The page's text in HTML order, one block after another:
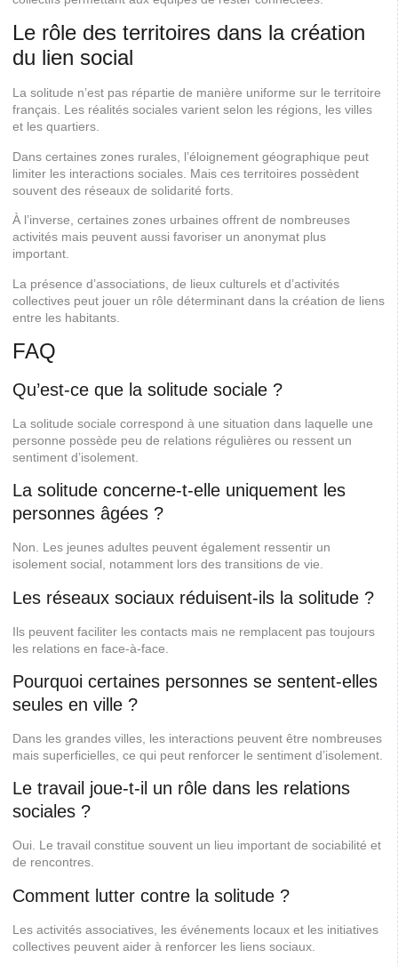
Le rôle des territoires dans la création
du lien social
La solitude n’est pas répartie de manière uniforme sur le territoire
français. Les réalités sociales varient selon les régions, les villes
et les quartiers.
Dans certaines zones rurales, l’éloignement géographique peut
limiter les interactions sociales. Mais ces territoires possèdent
souvent des réseaux de solidarité forts.
À l’inverse, certaines zones urbaines offrent de nombreuses
activités mais peuvent aussi favoriser un anonymat plus
important.
La présence d’associations, de lieux culturels et d’activités
collectives peut jouer un rôle déterminant dans la création de liens
entre les habitants.
FAQ
Qu’est-ce que la solitude sociale ?
La solitude sociale correspond à une situation dans laquelle une
personne possède peu de relations régulières ou ressent un
sentiment d’isolement.
La solitude concerne-t-elle uniquement les
personnes âgées ?
Non. Les jeunes adultes peuvent également ressentir un
isolement social, notamment lors des transitions de vie.
Les réseaux sociaux réduisent-ils la solitude ?
Ils peuvent faciliter les contacts mais ne remplacent pas toujours
les relations en face-à-face.
Pourquoi certaines personnes se sentent-elles
seules en ville ?
Dans les grandes villes, les interactions peuvent être nombreuses
mais superficielles, ce qui peut renforcer le sentiment d’isolement.
Le travail joue-t-il un rôle dans les relations
sociales ?
Oui. Le travail constitue souvent un lieu important de sociabilité et
de rencontres.
Comment lutter contre la solitude ?
Les activités associatives, les événements locaux et les initiatives
collectives peuvent aider à renforcer les liens sociaux.